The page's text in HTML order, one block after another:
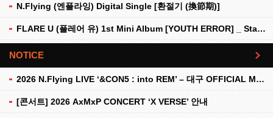
N.Flying (엔플라잉) Digital Single [환절기 (換節期)]
FLARE U (플레어 유) 1st Mini Album [YOUTH ERROR] _ Stationery Kit Ver.
NOTICE
2026 N.Flying LIVE ‘&CON5 : into REM’ – 대구 OFFICIAL MD 현장 판매 안내
[콘서트] 2026 AxMxP CONCERT ‘X VERSE’ 안내
더보기